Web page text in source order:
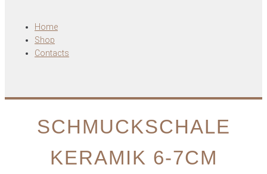
Home
Shop
Contacts
SCHMUCKSCHALE
KERAMIK 6-7CM